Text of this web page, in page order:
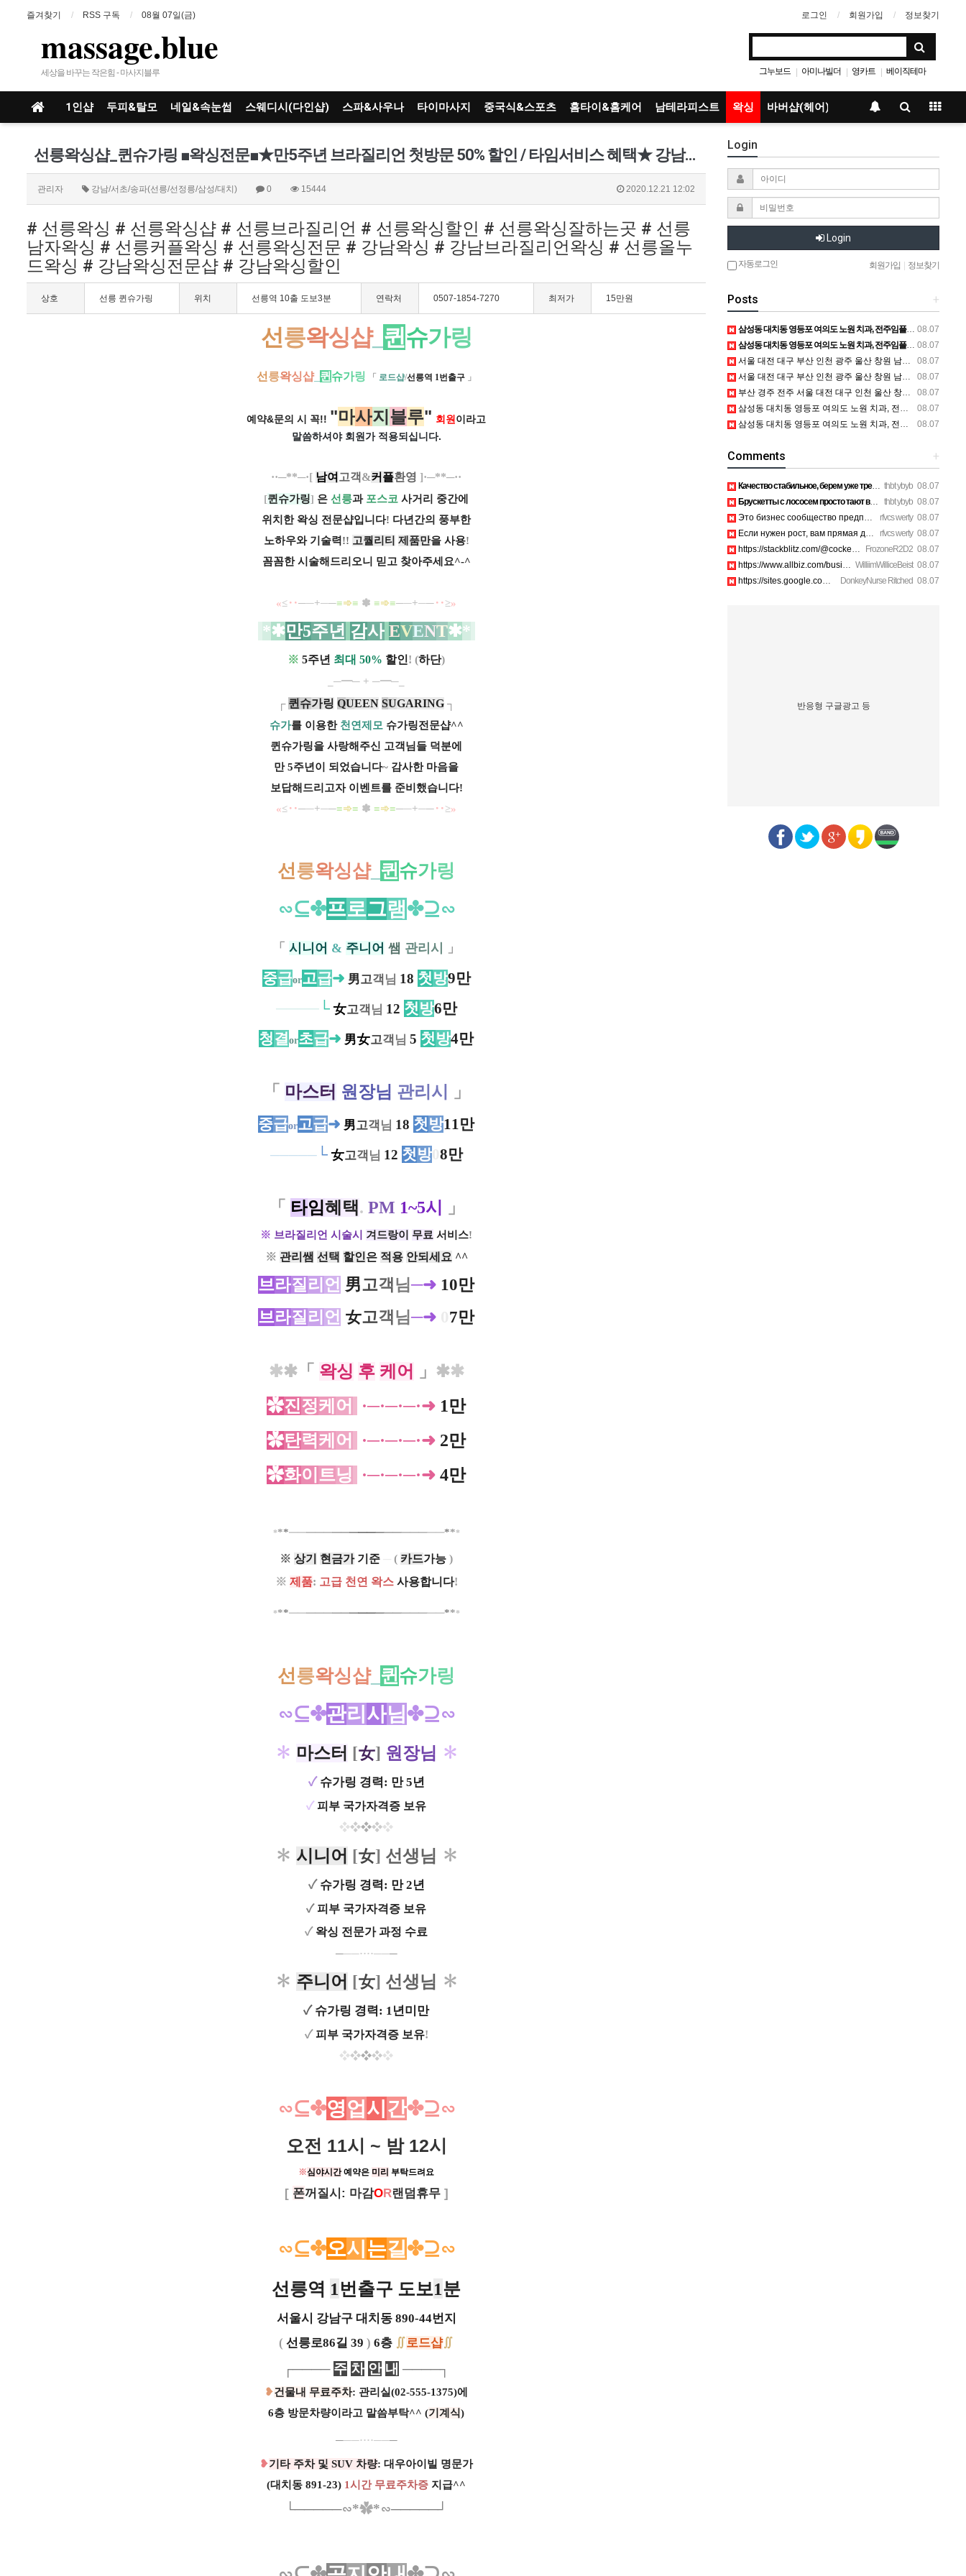
즐겨찾기 RSS 구독 08월 07일(금) 로그인 회원가입 정보찾기
massage.blue
세상을 바꾸는 작은힘 - 마사지블루 그누보드 | 아미나빌더 | 영카트 | 베이직테마
1인샵 두피&탈모 네일&속눈썹 스웨디시(다인샵) 스파&사우나 타이마사지 중국식&스포츠 홈타이&홈케어 남테라피스트 왁싱 바버샵(헤어)
선릉왁싱샵_퀸슈가링 ■왁싱전문■★만5주년 브라질리언 첫방문 50% 할인 / 타임서비스 혜택★ 강남왁싱_퀸슈가링
관리자 강남/서초/송파(선릉/선정릉/삼성/대치) 0 15444 2020.12.21 12:02
# 선릉왁싱 # 선릉왁싱샵 # 선릉브라질리언 # 선릉왁싱할인 # 선릉왁싱잘하는곳 # 선릉
남자왁싱 # 선릉커플왁싱 # 선릉왁싱전문 # 강남왁싱 # 강남브라질리언왁싱 # 선릉올누
드왁싱 # 강남왁싱전문샵 # 강남왁싱할인
상호 선릉 퀸슈가링 위치 선릉역 10출 도보3분 연락처 0507-1854-7270 최저가 15만원
선릉왁싱샵_ 퀸 슈가링
선 릉왁싱샵_ 퀸 슈가링 「 로드샵/선릉역 1번출구 」
예약&문의 시 꼭!! "마사지 블루" 회원 이라고
말씀하셔야 회원가 적용되십니다.
··─**─·[ 남여 고객 &커플환영 ]·─**─··
[퀸슈가링] 은 선릉과 포스코 사거리 중간에
위치한 왁싱 전문샵입니다! 다년간의 풍부한
노하우와 기술력!! 고퀄리티 제품만을 사용!
꼼꼼한 시술해드리오니 믿고 찾아주세요^-^
«≤‥──+──≡➾≡ ✽ ≡➾≡──+──‥≥»
*✱만5주년 감사 EVENT✱*
※ 5주년 최대 50% 할인! (하단)
_─━─ + ─━─_
┌ 퀸 슈가링 QUEEN SUGARING ┐
슈가를 이용한 천연제모슈가링전문샵^^
퀸슈가링을 사랑해주신 고객님들 덕분에
만 5주년이 되었습니다~ 감사한 마음을
보답해드리고자 이벤트를 준비했습니다!
«≤‥──+──≡➾≡ ✽ ≡➾≡──+──‥≥»
선릉왁싱샵_ 퀸슈가링
∽⊆✤프로그램✤⊇∽
「 시니어 & 주니어 쌤 관리시 」
중급or고급➜ 男고객 님 18 첫방9만
────└ 女고객 님 12 첫방6만
청결or초급➜ 男女고객 님 5 첫방4만
「 마스터 원장님 관리시 」
중급or고급➜ 男고객 님 18 첫방11만
─────└ 女고객 님 12 첫방0 8만
「 타임혜 택 . PM 1~5시 」
※ 브라질리언 시술시 겨드랑이 무료 서비스!
※ 관리쌤 선택 할인은 적용 안되세요 ^^
브라질 리 언 男고객 님 ─➜ 10만
브라질 리 언 女고객 님 ─➜ 7만
✱✱「 왁싱 후 케어 」 ✱✱
✿진정케 어 ·─·─·─·➜ 1만
✿탄력 케 어 ·─·─·─·➜ 2만
✿화이 트닝 ·─·─·─·➜ 4만
***━━━━━━━━━━━━━━━━━━***
※ 상기 현금가기준 ( 카드가능 )
※ 제품: 고급 천연 왁스 사용합니다!
***━━━━━━━━━━━━━━━━━━***
선릉왁싱샵_ 퀸슈가링
∽⊆✤관리 사님 ✤⊇∽
✽ 마스터 [女] 원장님 ✽
✓슈가링 경력: 만 5년
✓피부 국가자격증 보유
❖❖❖❖❖
✽ 시니어 [女] 선생님 ✽
✓슈가링 경력: 만 2년
✓피부 국가자격증 보유
✓왁싱 전문가 과정 수료
───····───
✽ 주니어 [女] 선생님 ✽
✓ 슈가링 경력: 1년미만
✓피부 국가자격증 보유!
❖❖❖❖❖
∽⊆✤영업 시 간✤⊇∽
오전 11시 ~ 밤 12시
※심야시간예약은 미리 부탁드려요
[ 폰꺼질시: 마감OR랜덤휴무 ]
∽⊆✤오시 는길✤⊇∽
선릉역 1번출구 도보1분
서울시 강남구 대치동 890-44번지
( 선릉로86길 39 ) 6층 ∬로드샵∬
┌──── 주 차 안 내 ────┐
❥건물내 무료주차: 관리실(02-555-1375)에
6층 방문차량이라고 말씀부탁^^ (기계식)
───····───
❥기타 주차 및 SUV 차량: 대우아이빌 명문가
(대치동 891-23) 1시간 무료주차증 지급^^
└─────∽*✿*∽─────┘
Login
Login
자동로그인 회원가입 정보찾기
+
Posts
08.07
삼성동 대치동 영등포 여의도 노원 치과, 전주임플란트 대구정형외과 광주피부과 정보
08.07
삼성동 대치동 영등포 여의도 노원 치과, 전주임플란트 대구정형외과 광주피부과 정보
08.07
서울 대전 대구 부산 인천 광주 울산 창원 남양주 이혼전문변호사 정보
08.07
서울 대전 대구 부산 인천 광주 울산 창원 남양주 이혼전문변호사 정보
08.07
부산 경주 전주 서울 대전 대구 인천 울산 창원 양산 포항 천안 평택 용인 고양 성남 수원 일수, 미용학원, 가족사진, 점집, 한복대여, 독학재수학원, 재회부적 정보
08.07
삼성동 대치동 영등포 여의도 노원 치과, 전주임플란트 대구정형외과 광주피부과 정보
08.07
삼성동 대치동 영등포 여의도 노원 치과, 전주임플란트 대구정형외과 광주피부과 정보
+
Comments
thbt ybyb 08.07
Качество стабильное, берем уже третий раз на планерки. https…
thbt ybyb 08.07
Брускетты с лососем просто тают во рту, рекомендую. https://…
rfvcs werty 08.07
Это бизнес сообщество предпринимателей в Санкт-Петербурге эк…
rfvcs werty 08.07
Если нужен рост, вам прямая дорога в этот клуб предпринимате…
FrozoneR2D2 08.07
https://stackblitz.com/@cockerhanstartup/collections/1-888-7…
WilliimWilliceBeist 08.07
https://www.allbiz.com/business/mcafee-inc_172c https://site…
DonkeyNurse Ritched 08.07
https://sites.google.com/view/aura-antivirus-supporei73k htt…
반응형 구글광고 등